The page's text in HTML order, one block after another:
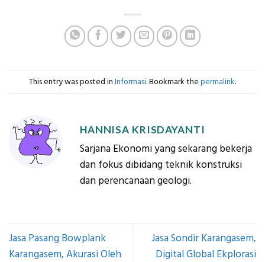
This entry was posted in Informasi. Bookmark the permalink.
HANNISA KRISDAYANTI
Sarjana Ekonomi yang sekarang bekerja
dan fokus dibidang teknik konstruksi
dan perencanaan geologi.
Jasa Pasang Bowplank
Karangasem, Akurasi Oleh
Jasa Sondir Karangasem,
Digital Global Ekplorasi